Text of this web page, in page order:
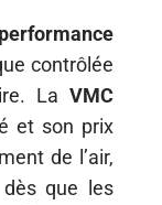
performance
contrôlée
La VMC
et son prix
de l’air,
dès que les